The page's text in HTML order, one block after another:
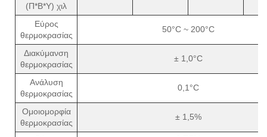
(Π*Β*Υ) χιλ
Εύρος
θερμοκρασίας
50°C ~ 200°C
Διακύμανση
θερμοκρασίας
± 1,0°C
Ανάλυση
θερμοκρασίας
0,1°C
Ομοιομορφία
θερμοκρασίας
± 1,5%